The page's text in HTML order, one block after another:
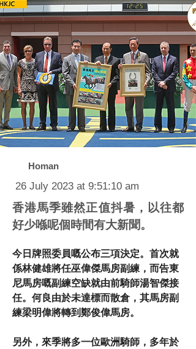
Homan
26 July 2023 at 9:51:10 am
香港馬季雖然正值抖暑，以往都
好少喺呢個時間有大新聞。
今日牌照委員嘅公布三項決定。首次就
係林健雄將任巫偉傑馬房副練，而告東
尼馬房嘅副練空缺就由前騎師湯智傑接
任。何良由於未達標而散倉，其馬房副
練梁明偉將轉到鄭俊偉馬房。
另外，來季將多一位歐洲騎師，多年於